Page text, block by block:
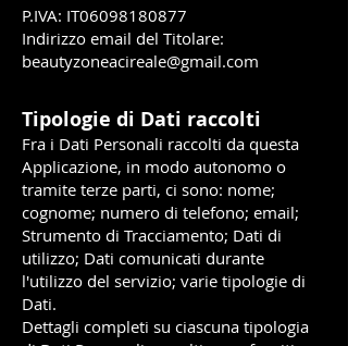
P.IVA: IT06098180877
Indirizzo email del Titolare:
beautyzoneacireale@gmail.com
Tipologie di Dati raccolti
Fra i Dati Personali raccolti da questa
Applicazione, in modo autonomo o
tramite terze parti, ci sono: nome;
cognome; numero di telefono; email;
Strumento di Tracciamento; Dati di
utilizzo; Dati comunicati durante
l'utilizzo del servizio; varie tipologie di
Dati.
Dettagli completi su ciascuna tipologia